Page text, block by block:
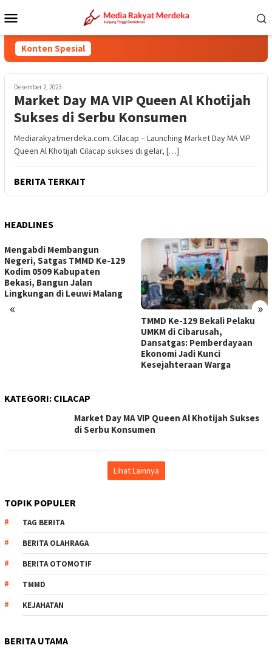
ke
Mobile
Konten Spesial
Desember 2, 2023
Market Day MA VIP Queen Al Khotijah
Sukses di Serbu Konsumen
Mediarakyatmerdeka.com. Cilacap – Launching Market Day MA VIP
Queen Al Khotijah Cilacap sukses di gelar, […]
BERITA TERKAIT
HEADLINES
« »
Mengabdi Membangun
Negeri, Satgas TMMD Ke-129
Kodim 0509 Kabupaten
Bekasi, Bangun Jalan
Lingkungan di Leuwi Malang
TMMD Ke-129 Bekali Pelaku
UMKM di Cibarusah,
Dansatgas: Pemberdayaan
Ekonomi Jadi Kunci
Kesejahteraan Warga
KATEGORI: CILACAP
Market Day MA VIP Queen Al Khotijah Sukses
di Serbu Konsumen
Lihat Lainnya
TOPIK POPULER
TAG BERITA
BERITA OLAHRAGA
BERITA OTOMOTIF
TMMD
KEJAHATAN
BERITA UTAMA